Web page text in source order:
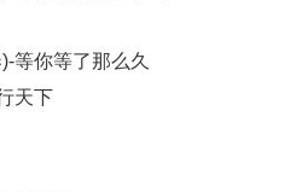
等你等了那么久
天下